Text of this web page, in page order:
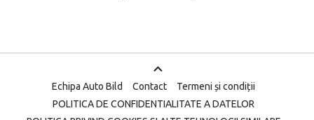
Echipa Auto Bild Contact
Termeni și condiții
POLITICA DE CONFIDENTIALITATE A DATELOR